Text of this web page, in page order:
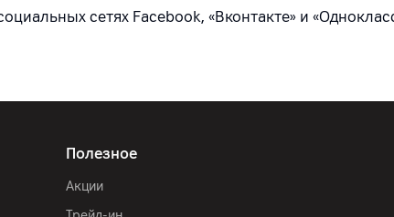
сетях Facebook, «Вконтакте» и
Полезное
Акции